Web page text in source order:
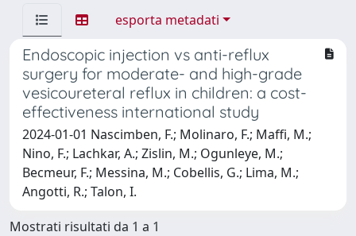
esporta metadati
Endoscopic injection vs anti-reflux
surgery for moderate- and high-grade
vesicoureteral reflux in children: a cost-
effectiveness international study
2024-01-01 Nascimben, F.; Molinaro, F.; Maffi, M.;
Nino, F.; Lachkar, A.; Zislin, M.; Ogunleye, M.;
Becmeur, F.; Messina, M.; Cobellis, G.; Lima, M.;
Angotti, R.; Talon, I.
Mostrati risultati da 1 a 1